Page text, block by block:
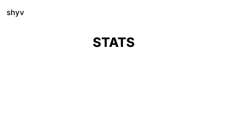
shyv
STATS